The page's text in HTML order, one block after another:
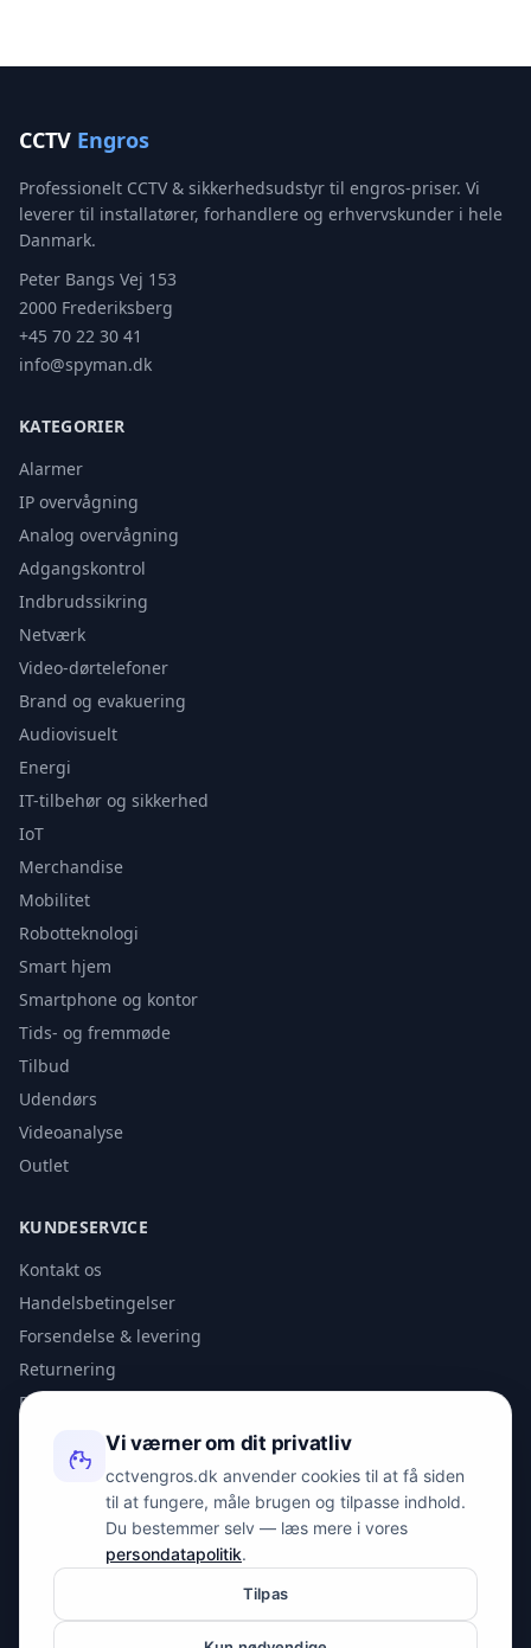
CCTV Engros
Professionelt CCTV & sikkerhedsudstyr til engros-priser. Vi
leverer til installatører, forhandlere og erhvervskunder i hele
Danmark.
Peter Bangs Vej 153
2000 Frederiksberg
+45 70 22 30 41
info@spyman.dk
KATEGORIER
Alarmer
IP overvågning
Analog overvågning
Adgangskontrol
Indbrudssikring
Netværk
Video-dørtelefoner
Brand og evakuering
Audiovisuelt
Energi
IT-tilbehør og sikkerhed
IoT
Merchandise
Mobilitet
Robotteknologi
Smart hjem
Smartphone og kontor
Tids- og fremmøde
Tilbud
Udendørs
Videoanalyse
Outlet
KUNDESERVICE
Kontakt os
Handelsbetingelser
Forsendelse & levering
Returnering
Privatlivspolitik
KONTAKT
info@spyman.dk
Peter Bangs Vej 153, 2000 Frederiksberg
Vi værner om dit privatliv
cctvengros.dk anvender cookies til at få siden
til at fungere, måle brugen og tilpasse indhold.
Du bestemmer selv — læs mere i vores
persondatapolitik.
Tilpas